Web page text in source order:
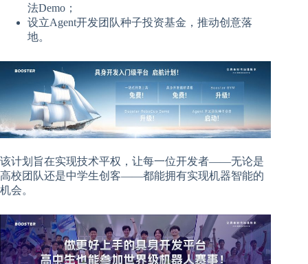
法Demo；
设立Agent开发团队种子投资基金，推动创意落
地。
该计划旨在实现技术平权，让每一位开发者——无论是
高校团队还是中学生创客——都能拥有实现机器智能的
机会。